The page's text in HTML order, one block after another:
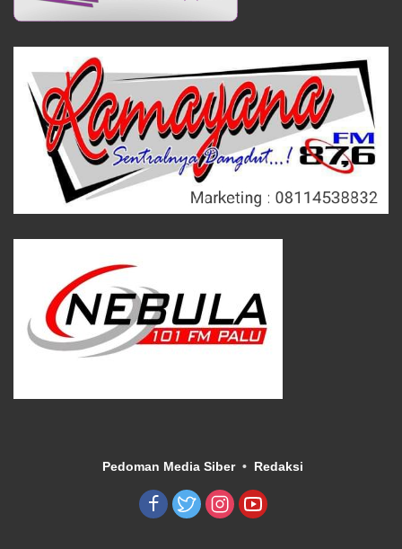
Pedoman Media Siber Redaksi